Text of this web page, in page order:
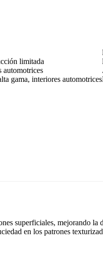
limitada
automotrices
gama, interiores automotrices
superficiales, mejorando la
en los patrones